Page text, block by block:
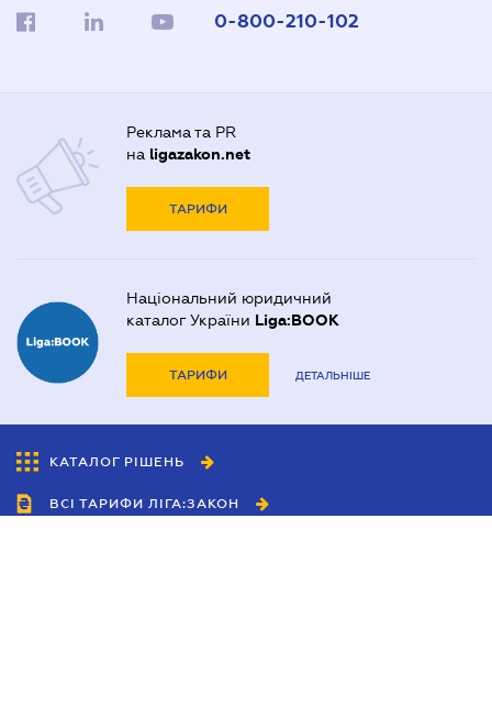
0-800-210-102
Реклама та PR
на ligazakon.net
ТАРИФИ
Національний юридичний
каталог України Liga:BOOK
ТАРИФИ ДЕТАЛЬНІШЕ
КАТАЛОГ РІШЕНЬ
ВСІ ТАРИФИ ЛІГА:ЗАКОН